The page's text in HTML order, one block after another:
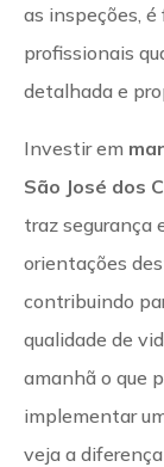
as inspeções,
profissionais
detalhada e
Investir em
São José dos
traz segurança
orientações
contribuindo
qualidade de
amanhã o que
implementar
veja a